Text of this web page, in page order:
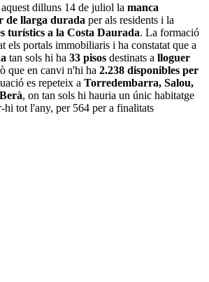
dilluns 14 de juliol la manca
de llarga durada per als residents i la
turístics a la Costa Daurada. La formació
els portals immobiliaris i ha constatat que a
tan sols hi ha 33 pisos destinats a lloguer
que en canvi n'hi ha 2.238 disponibles per
es repeteix a Torredembarra, Salou,
, on tan sols hi hauria un únic habitatge
hi tot l'any, per 564 per a finalitats